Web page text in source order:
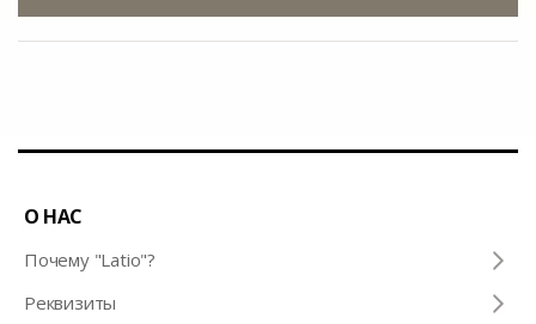
О НАС
Почему "Latio"?
Pеквизиты